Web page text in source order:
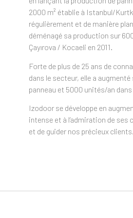
2000 m² établie à Istanbul/
régulièrement et de manière
déménagé sa production sur
Çayırova / Kocaeli en 2011.
Forte de plus de 25 ans de
dans le secteur, elle a
panneau et 5000 unités/an
Izodoor se développe en
intense et à l’admiration de
et de guider nos précieux